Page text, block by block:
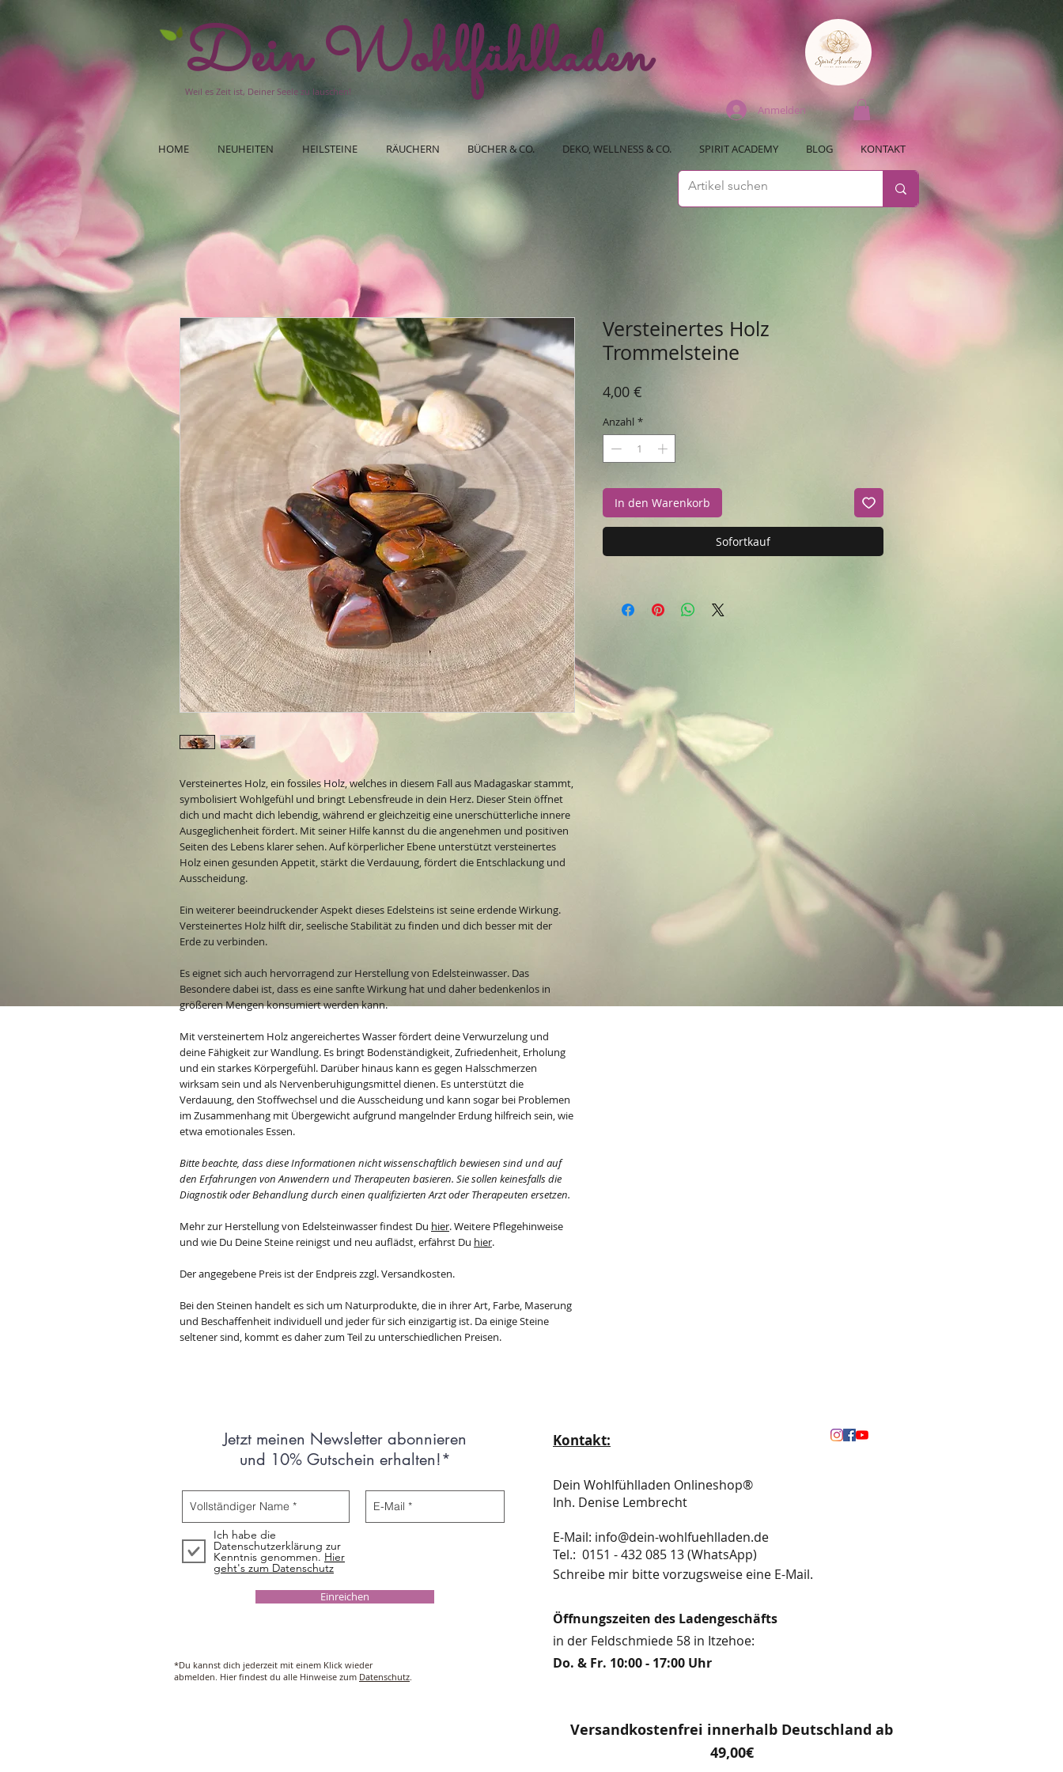
Dein Wohlfühlladen
Weil es Zeit ist, Deiner Seele zu lauschen!
Anmelden
HOME NEUHEITEN HEILSTEINE RÄUCHERN BÜCHER & CO. DEKO, WELLNESS & CO. SPIRIT ACADEMY BLOG KONTAKT
Versteinertes Holz, ein fossiles Holz, welches in diesem Fall aus Madagaskar stammt,
symbolisiert Wohlgefühl und bringt Lebensfreude in dein Herz. Dieser Stein öffnet
dich und macht dich lebendig, während er gleichzeitig eine unerschütterliche innere
Ausgeglichenheit fördert. Mit seiner Hilfe kannst du die angenehmen und positiven
Seiten des Lebens klarer sehen. Auf körperlicher Ebene unterstützt versteinertes
Holz einen gesunden Appetit, stärkt die Verdauung, fördert die Entschlackung und
Ausscheidung.
Ein weiterer beeindruckender Aspekt dieses Edelsteins ist seine erdende Wirkung.
Versteinertes Holz hilft dir, seelische Stabilität zu finden und dich besser mit der
Erde zu verbinden.
Es eignet sich auch hervorragend zur Herstellung von Edelsteinwasser. Das
Besondere dabei ist, dass es eine sanfte Wirkung hat und daher bedenkenlos in
größeren Mengen konsumiert werden kann.
Mit versteinertem Holz angereichertes Wasser fördert deine Verwurzelung und
deine Fähigkeit zur Wandlung. Es bringt Bodenständigkeit, Zufriedenheit, Erholung
und ein starkes Körpergefühl. Darüber hinaus kann es gegen Halsschmerzen
wirksam sein und als Nervenberuhigungsmittel dienen. Es unterstützt die
Verdauung, den Stoffwechsel und die Ausscheidung und kann sogar bei Problemen
im Zusammenhang mit Übergewicht aufgrund mangelnder Erdung hilfreich sein, wie
etwa emotionales Essen.
Bitte beachte, dass diese Informationen nicht wissenschaftlich bewiesen sind und auf
den Erfahrungen von Anwendern und Therapeuten basieren. Sie sollen keinesfalls die
Diagnostik oder Behandlung durch einen qualifizierten Arzt oder Therapeuten ersetzen.
Mehr zur Herstellung von Edelsteinwasser findest Du hier. Weitere Pflegehinweise
und wie Du Deine Steine reinigst und neu auflädst, erfährst Du hier.
Der angegebene Preis ist der Endpreis zzgl. Versandkosten.
Bei den Steinen handelt es sich um Naturprodukte, die in ihrer Art, Farbe, Maserung
und Beschaffenheit individuell und jeder für sich einzigartig ist. Da einige Steine
seltener sind, kommt es daher zum Teil zu unterschiedlichen Preisen.
Versteinertes Holz
Trommelsteine
4,00 €
Anzahl *
In den Warenkorb
Sofortkauf
Jetzt meinen Newsletter abonnieren
und 10% Gutschein erhalten!*
Ich habe die
Datenschutzerklärung zur
Kenntnis genommen. Hier
geht's zum Datenschutz
Einreichen
*Du kannst dich jederzeit mit einem Klick wieder
abmelden. Hier findest du alle Hinweise zum Datenschutz.
Kontakt:
Dein Wohlfühlladen Onlineshop®
Inh. Denise Lembrecht
E-Mail: info@dein-wohlfuehlladen.de
​​​​​​​​​​​​​​​​​​​​Tel.: 0151 - 432 085 13 (WhatsApp)
Schreibe mir bitte vorzugsweise eine E-Mail.
Öffnungszeiten des Ladengeschäfts
in der Feldschmiede 58 in Itzehoe:
Do. & Fr. 10:00 - 17:00 Uhr
Versandkostenfrei innerhalb Deutschland ab
49,00€